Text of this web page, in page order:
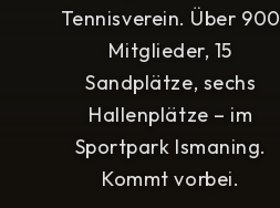
Tennisverein. Über 900
Mitglieder, 15
Sandplätze, sechs
Hallenplätze – im
Sportpark Ismaning.
Kommt vorbei.